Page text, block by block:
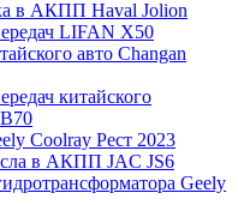
в АКПП Haval Jolion
LIFAN X50
авто Changan
китайского
Coolray Pест 2023
в АКПП JAC JS6
Geely